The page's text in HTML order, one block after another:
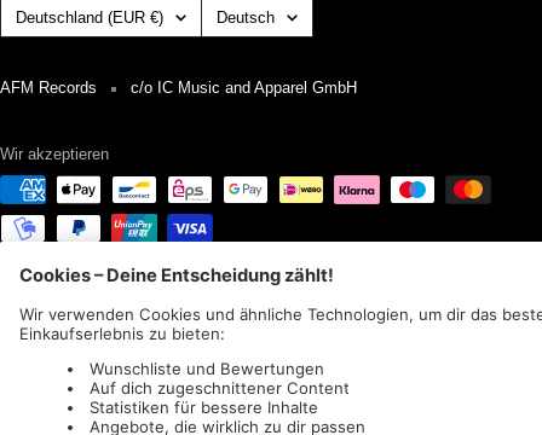
Land/Region Deutschland (EUR €) Sprache
Deutsch
AFM Records c/o IC Music and Apparel GmbH
Wir akzeptieren